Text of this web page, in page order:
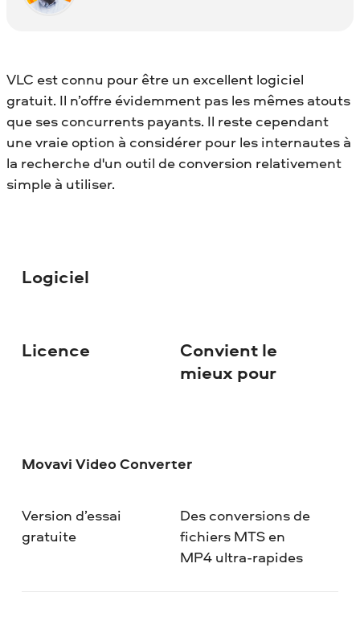
VLC est connu pour être un excellent logiciel
gratuit. Il n’offre évidemment pas les mêmes atouts
que ses concurrents payants. Il reste cependant
une vraie option à considérer pour les internautes à
la recherche d'un outil de conversion relativement
simple à utiliser.
Logiciel
Licence
Convient le
mieux pour
Movavi Video Converter
Version d’essai
gratuite
Des conversions de
fichiers MTS en
MP4 ultra-rapides